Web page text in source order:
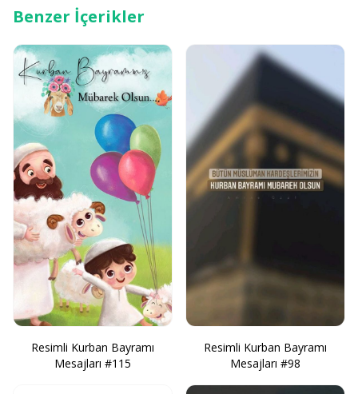
Benzer İçerikler
Resimli Kurban Bayramı
Mesajları #115
Resimli Kurban Bayramı
Mesajları #98